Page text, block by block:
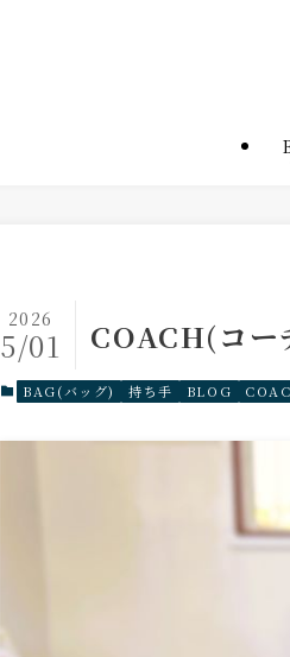
COACH(コー
2026
5/01
BAG(バッグ) 持ち手 BLOG